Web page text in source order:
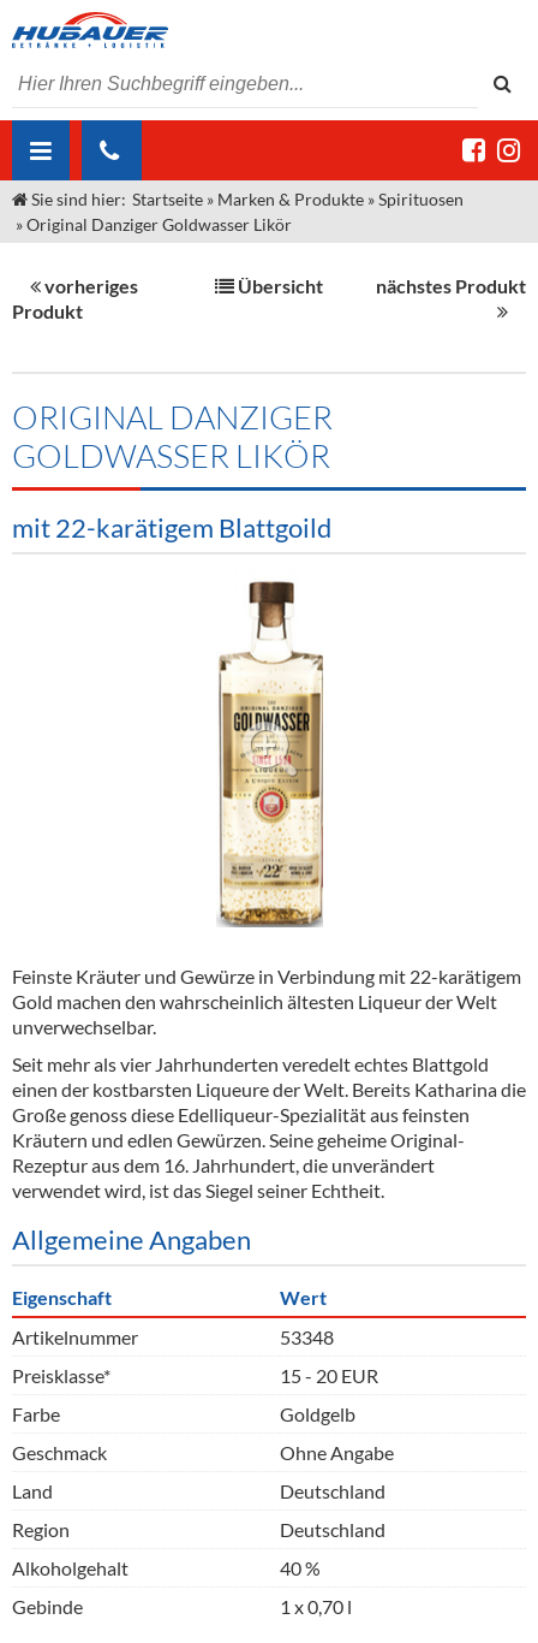
ÜBER UNS
Unser Liefergebiet
Kontakt
Angebote Gastronomie & Großhandel
Neuigkeiten
Termine
MARKEN & PRODUKTE
Sirup
Spirituosen
Alkoholfreie Getränke
Hygieneartikel & Desinfektion
Kommisionskauf & Lieferbedingungen
Fremddienstleistungen
Sie sind hier: Startseite » Marken & Produkte »Spirituosen
»Original Danziger Goldwasser Likör
vorheriges
Produkt
Übersicht nächstes Produkt
ORIGINAL DANZIGER
GOLDWASSER LIKÖR
mit 22-karätigem Blattgoild
Feinste Kräuter und Gewürze in Verbindung mit 22-karätigem
Gold machen den wahrscheinlich ältesten Liqueur der Welt
unverwechselbar.
Seit mehr als vier Jahrhunderten veredelt echtes Blattgold
einen der kostbarsten Liqueure der Welt. Bereits Katharina die
Große genoss diese Edelliqueur-Spezialität aus feinsten
Kräutern und edlen Gewürzen. Seine geheime Original-
Rezeptur aus dem 16. Jahrhundert, die unverändert
verwendet wird, ist das Siegel seiner Echtheit.
Allgemeine Angaben
Eigenschaft
Wert
Artikelnummer
53348
Preisklasse*
15 - 20 EUR
Farbe
Goldgelb
Geschmack
Ohne Angabe
Land
Deutschland
Region
Deutschland
Alkoholgehalt
40 %
Gebinde
1 x 0,70 l